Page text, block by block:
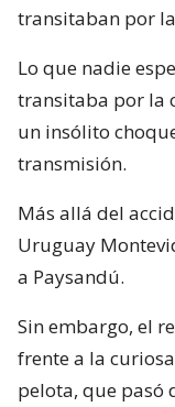
transitaban por
Lo que nadie
transitaba por la
un insólito
transmisión.
Más allá del
Uruguay
a Paysandú.
Sin embargo, el
frente a la
pelota, que pasó